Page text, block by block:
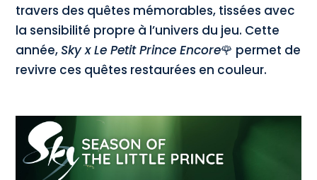
travers des quêtes mémorables, tissées avec
la sensibilité propre à l’univers du jeu. Cette
année, Sky x Le Petit Prince Encore🌹 permet de
revivre ces quêtes restaurées en couleur.